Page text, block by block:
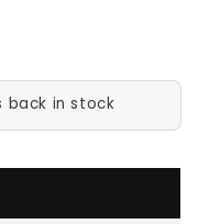
back in stock